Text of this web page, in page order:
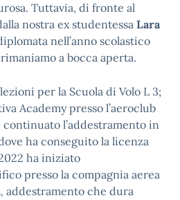
Tuttavia, di fronte al
nostra ex studentessa Lara
nell’anno scolastico
a bocca aperta.
per la Scuola di Volo L 3;
Academy presso l’aeroclub
l’addestramento in
ha conseguito la licenza
ha iniziato
presso la compagnia aerea
, addestramento che dura